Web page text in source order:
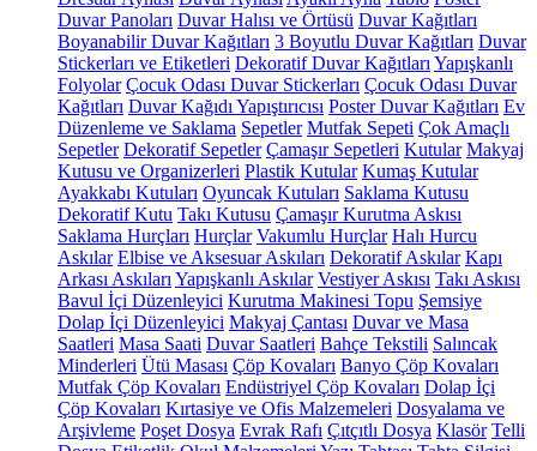
Duvar Panoları Duvar Halısı ve Örtüsü Duvar Kağıtları
Boyanabilir Duvar Kağıtları 3 Boyutlu Duvar Kağıtları Duvar
Stickerları ve Etiketleri Dekoratif Duvar Kağıtları Yapışkanlı
Folyolar Çocuk Odası Duvar Stickerları Çocuk Odası Duvar
Kağıtları Duvar Kağıdı Yapıştırıcısı Poster Duvar Kağıtları Ev
Düzenleme ve Saklama Sepetler Mutfak Sepeti Çok Amaçlı
Sepetler Dekoratif Sepetler Çamaşır Sepetleri Kutular Makyaj
Kutusu ve Organizerleri Plastik Kutular Kumaş Kutular
Ayakkabı Kutuları Oyuncak Kutuları Saklama Kutusu
Dekoratif Kutu Takı Kutusu Çamaşır Kurutma Askısı
Saklama Hurçları Hurçlar Vakumlu Hurçlar Halı Hurcu
Askılar Elbise ve Aksesuar Askıları Dekoratif Askılar Kapı
Arkası Askıları Yapışkanlı Askılar Vestiyer Askısı Takı Askısı
Bavul İçi Düzenleyici Kurutma Makinesi Topu Şemsiye
Dolap İçi Düzenleyici Makyaj Çantası Duvar ve Masa
Saatleri Masa Saati Duvar Saatleri Bahçe Tekstili Salıncak
Minderleri Ütü Masası Çöp Kovaları Banyo Çöp Kovaları
Mutfak Çöp Kovaları Endüstriyel Çöp Kovaları Dolap İçi
Çöp Kovaları Kırtasiye ve Ofis Malzemeleri Dosyalama ve
Arşivleme Poşet Dosya Evrak Rafı Çıtçıtlı Dosya Klasör Telli